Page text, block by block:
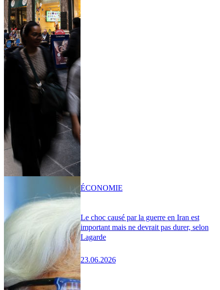
Le choc causé par la guerre en Iran est
important mais ne devrait pas durer, selon
Lagarde
23.06.2026
ÉCONOMIE